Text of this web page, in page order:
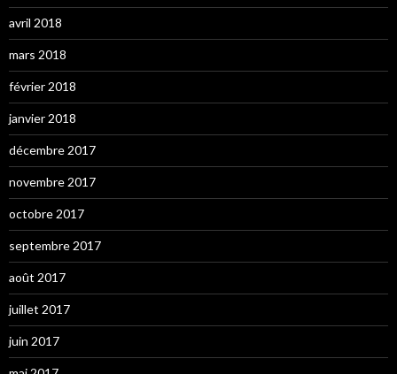
avril 2018
mars 2018
février 2018
janvier 2018
décembre 2017
novembre 2017
octobre 2017
septembre 2017
août 2017
juillet 2017
juin 2017